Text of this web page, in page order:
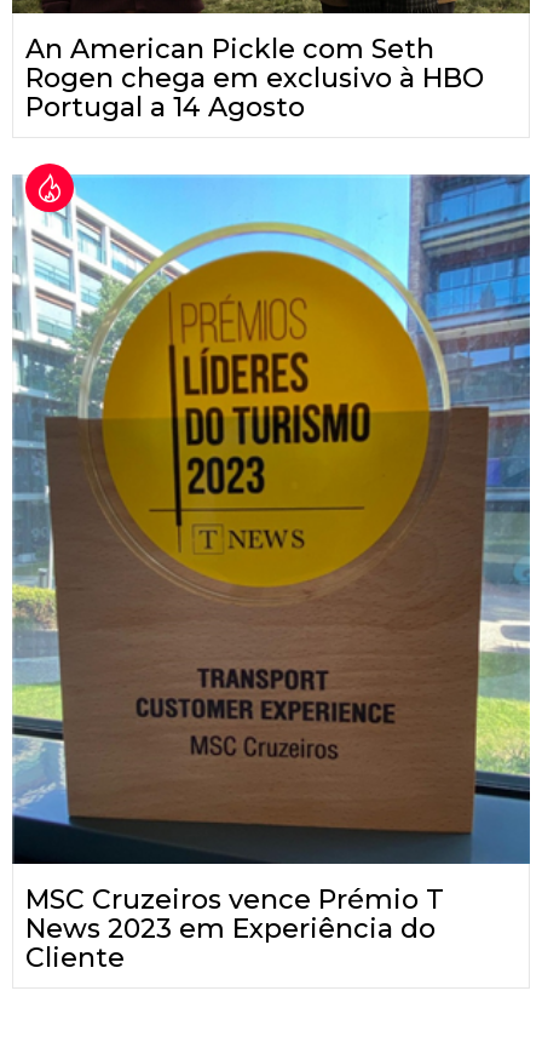
An American Pickle com Seth
Rogen chega em exclusivo à HBO
Portugal a 14 Agosto
MSC Cruzeiros vence Prémio T
News 2023 em Experiência do
Cliente